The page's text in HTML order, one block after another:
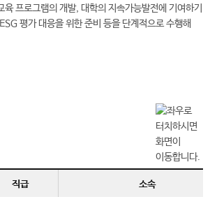
육 프로그램의 개발, 대학의 지속가능발전에 기여하기
평가 대응을 위한 준비 등을 단계적으로 수행해
직급 소속